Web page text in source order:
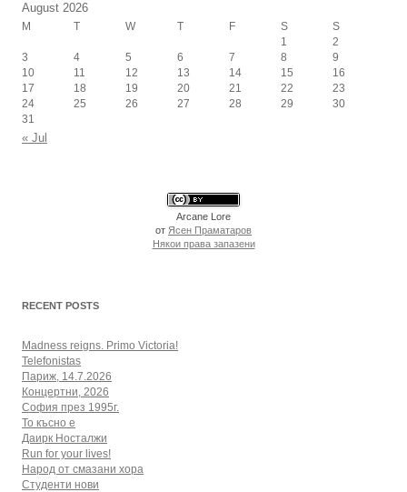
August 2026
M T W T F S
S
1
2
3
4 5 6 7 8
9
10
11 12 13 14 15
16
17
18 19 20 21 22
23
24
25 26 27 28 29
30
31
« Jul
Arcane Lore
от Ясен Праматаров
Някои права запазени
RECENT POSTS
Madness reigns. Primo Victoria!
Telefonistas
Париж, 14.7.2026
Концертни, 2026
София през 1995г.
То късно е
Даирк Носталжи
Run for your lives!
Народ от смазани хора
Студенти нови